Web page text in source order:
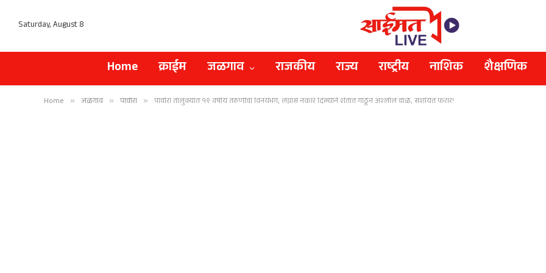
Saturday, August 8
Home क्राईम जळगाव राजकीय राज्य राष्ट्रीय नाशिक शैक्षणिक
Home » जळगाव » पाचोरा » पाचोरा तालुक्यात १९ वर्षीय तरुणीचा विनयभंग; लग्नास नकार दिल्याने शेतात गाठून अश्लील चाळे, संशयित फरार!